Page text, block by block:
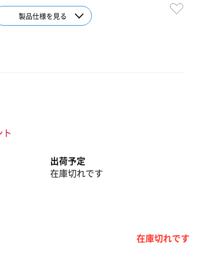
製品仕様を見る
出荷予定
在庫切れです
在庫切れです